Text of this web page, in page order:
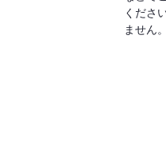
くださ
ません。